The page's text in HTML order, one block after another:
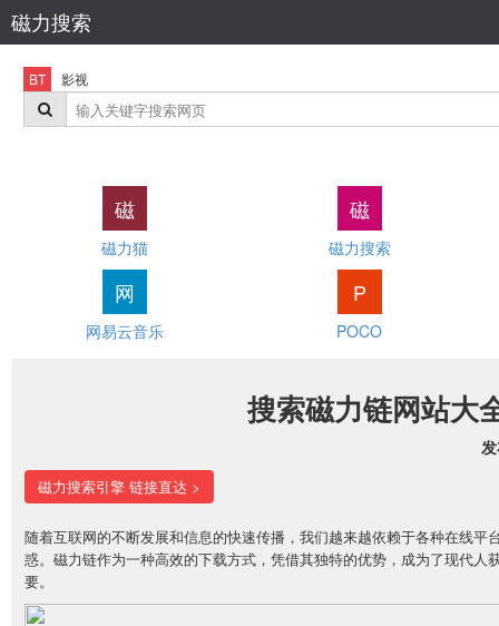
磁力搜索
BT 影视
磁
磁力猫
磁
磁力搜索
网
网易云音乐
P
POCO
搜索磁力链网站
磁力搜索引擎 链接直达 >
随着互联网的不断发展和信息的快速传播，我们越来越依赖于各种在线
惑。磁力链作为一种高效的下载方式，凭借其独特的优势，成为了现代
要。